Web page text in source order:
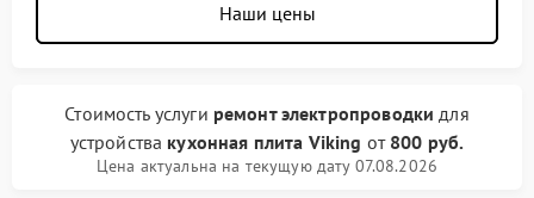
Наши цены
Стоимость услуги ремонт электропроводки для
устройства кухонная плита Viking от 800 руб.
Цена актуальна на текущую дату 07.08.2026